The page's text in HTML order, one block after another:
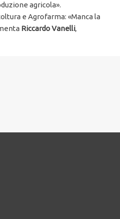
agricola».
e Agrofarma: «Manca la
Riccardo Vanelli,